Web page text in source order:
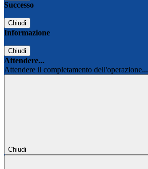
Successo
Chiudi
Informazione
Chiudi
Attendere...
Attendere il completamento dell'operazione...
Chiudi